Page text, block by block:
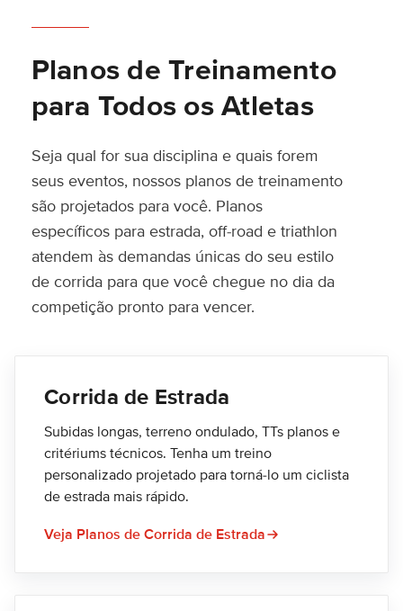
Planos de Treinamento
para Todos os Atletas
Seja qual for sua disciplina e quais forem
seus eventos, nossos planos de treinamento
são projetados para você. Planos
específicos para estrada, off-road e triathlon
atendem às demandas únicas do seu estilo
de corrida para que você chegue no dia da
competição pronto para vencer.
Corrida de Estrada
Subidas longas, terreno ondulado, TTs planos e
critériums técnicos. Tenha um treino
personalizado projetado para torná-lo um ciclista
de estrada mais rápido.
Veja Planos de Corrida de Estrada